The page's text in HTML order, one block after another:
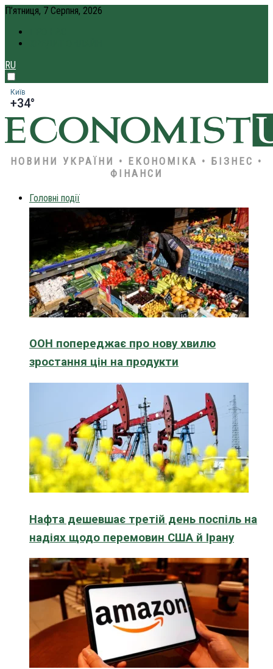
П’ятниця, 7 Серпня, 2026
RU
Київ
+34°
НОВИНИ УКРАЇНИ • ЕКОНОМІКА • БІЗНЕС •
ФІНАНСИ
Головні події
ООН попереджає про нову хвилю
зростання цін на продукти
Нафта дешевшає третій день поспіль на
надіях щодо перемовин США й Ірану